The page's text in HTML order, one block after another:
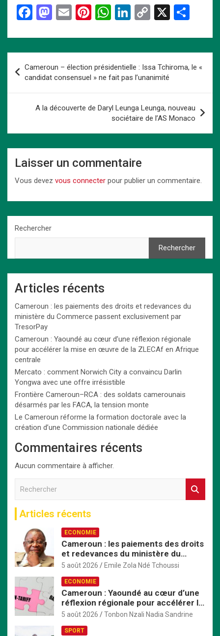
F
ce
o
o
k
M
st
d
o
n
E
ail
Pi
er
es
t
W
at
s
A
p
p
Li
ke
dI
n
C
py
Li
n
k
X
ta
g
er
de
l’article
Cameroun – élection présidentielle : Issa Tchiroma, le «
candidat consensuel » ne fait pas l’unanimité
A la découverte de Daryl Leunga Leunga, nouveau
sociétaire de l’AS Monaco
Laisser un commentaire
Vous devez vous connecter pour publier un commentaire.
Rechercher
Rechercher
Articles récents
Cameroun : les paiements des droits et redevances du
ministère du Commerce passent exclusivement par
TresorPay
Cameroun : Yaoundé au cœur d’une réflexion régionale
pour accélérer la mise en œuvre de la ZLECAf en Afrique
centrale
Mercato : comment Norwich City a convaincu Darlin
Yongwa avec une offre irrésistible
Frontière Cameroun–RCA : des soldats camerounais
désarmés par les FACA, la tension monte
Le Cameroun réforme la formation doctorale avec la
création d’une Commission nationale dédiée
Commentaires récents
Aucun commentaire à afficher.
h
e
r
Articles récents
ECONOMIE
Cameroun : les paiements des droits
et redevances du ministère du
Commerce passent exclusivement
5 août 2026 Emile Zola Ndé Tchoussi
ECONOMIE
Cameroun : Yaoundé au cœur d’une
réflexion régionale pour accélérer la
mise en œuvre de la ZLECAf en
5 août 2026 Tonbon Nzali Nadia Sandrine
SPORT